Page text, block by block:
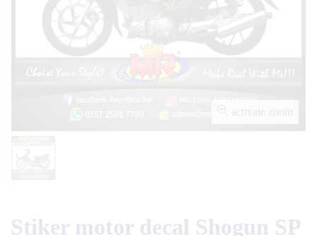
activate zoom
Stiker motor decal Shogun SP